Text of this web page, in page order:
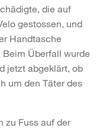
die auf
gestossen, und
Handtasche
Überfall wurde
jetzt abgeklärt, ob
um den Täter des
zu Fuss auf der